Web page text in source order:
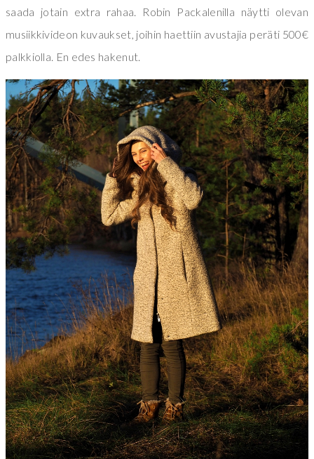
saada jotain extra rahaa. Robin Packalenilla näytti olevan
musiikkivideon kuvaukset, joihin haettiin avustajia peräti 500€
palkkiolla. En edes hakenut.